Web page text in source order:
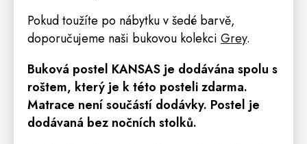
Pokud toužíte po nábytku v šedé barvě,
doporučujeme naši bukovou kolekci Grey.
Buková postel KANSAS je dodávána spolu s
roštem, který je k této posteli zdarma.
Matrace není součástí dodávky. Postel je
dodávaná bez nočních stolků.